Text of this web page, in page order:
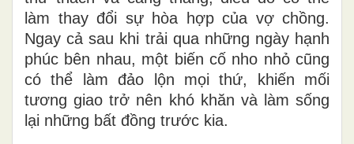
làm thay đổi sự hòa hợp của vợ chồng.
Ngay cả sau khi trải qua những ngày hạnh
phúc bên nhau, một biến cố nho nhỏ cũng
có thể làm đảo lộn mọi thứ, khiến mối
tương giao trở nên khó khăn và làm sống
lại những bất đồng trước kia.